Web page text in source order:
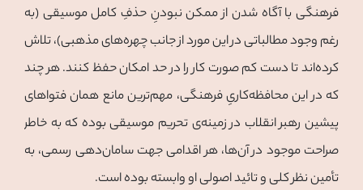
فرهنگی با آگاه شدن از ممکن نبودنِ حذفِ کامل موسیقی (به
رغم وجود مطالباتی در این مورد از جانب چهره‌های مذهبی)، تلاش
کرده‌اند تا دست کم صورت کار را در حد امکان حفظ کنند. هر چند
که در این محافظه‌کاریِ فرهنگی، مهم‌ترین مانع همان فتواهای
پیشین رهبر انقلاب در زمینه‌ی تحریم موسیقی بوده که به خاطر
صراحت موجود در آن‌ها، هر اقدامی جهت سامان‌دهی رسمی، به
تأمین نظر کلی و تائید اصولی او وابسته بوده است.